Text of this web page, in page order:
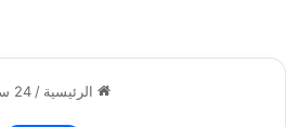
الرئيسية / 24 ساعة